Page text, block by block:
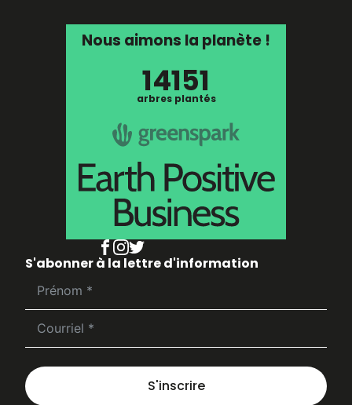
Nous aimons la planète !
14151
arbres plantés
S'abonner à la lettre d'information
S'inscrire